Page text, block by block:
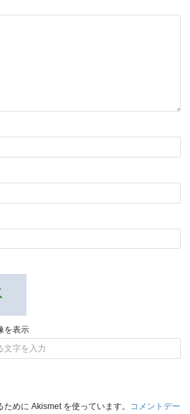
を表示
めに Akismet を使っています。 コメントデー